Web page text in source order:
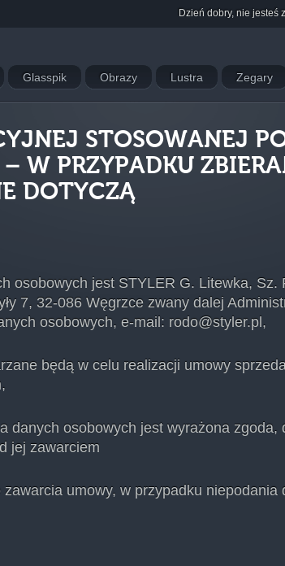
Dzień dobry, nie jesteś
Glasspik Obrazy Lustra Zegary
STOSOWANEJ
W PRZYPADKU
DOTYCZĄ
osobowych jest STYLER G. Litewka, Sz.
7, 32-086 Węgrzce zwany dalej
osobowych, e-mail: rodo@styler.pl,
będą w celu realizacji umowy
danych osobowych jest wyrażona zgoda,
jej zawarciem
umowy, w przypadku